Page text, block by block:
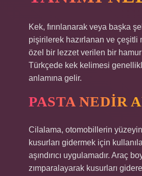
Kek, fırınlanarak veya başka
pişirilerek hazırlanan ve çeşitli
özel bir lezzet verilen bir hamur
Türkçede kek kelimesi
anlamına gelir.
PASTA NEDIR
Cilalama, otomobillerin
kusurları gidermek için
aşındırıcı uygulamadır. Araç
zımparalayarak kusurları